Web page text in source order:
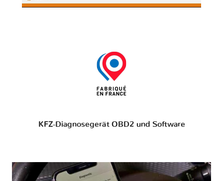
KFZ-Diagnosegerät OBD2 und Software